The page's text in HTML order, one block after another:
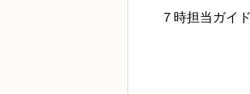
７時担当ガイ